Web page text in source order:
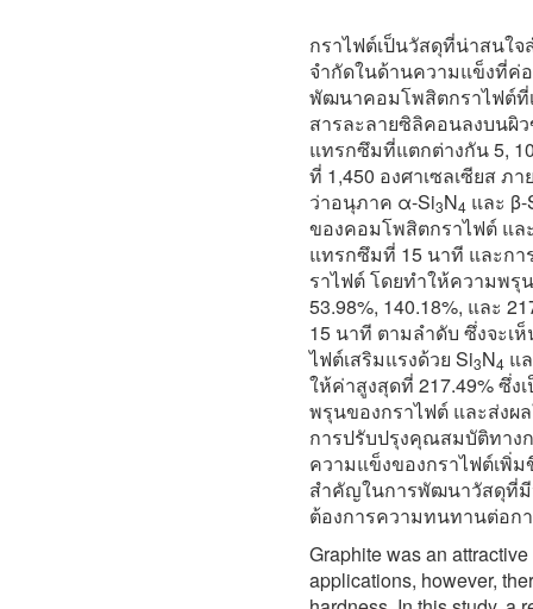
กราไฟต์เป็นวัสดุที่น่าสนใ
จำกัดในด้านความแข็งที่ค่
พัฒนาคอมโพสิตกราไฟต์ที่
สารละลายซิลิคอนลงบนผิว
แทรกซึมที่แตกต่างกัน 5,
ที่ 1,450 องศาเซลเซียส ภ
ว่าอนุภาค α-Si3N4 และ β-
ของคอมโพสิตกราไฟต์ แ
แทรกซึมที่ 15 นาที และกา
ราไฟต์ โดยทำให้ความพรุ
53.98%, 140.18%, และ
15 นาที ตามลำดับ ซึ่งจะเ
ไฟต์เสริมแรงด้วย Si3N4 แ
ให้ค่าสูงสุดที่ 217.49% ซึ่ง
พรุนของกราไฟต์ และส่งผ
การปรับปรุงคุณสมบัติทาง
ความแข็งของกราไฟต์เพิ่
สำคัญในการพัฒนาวัสดุที่
ต้องการความทนทานต่อก
Graphite was an
applications, however,